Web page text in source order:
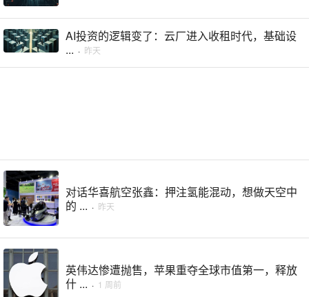
AI投资的逻辑变了：云厂进入收租时代，基础设
... · 昨天
对话华喜航空张鑫：押注氢能混动，想做天空中
的 ... · 昨天
英伟达惨遭抛售，苹果重夺全球市值第一，释放
什 ... · 1 周前